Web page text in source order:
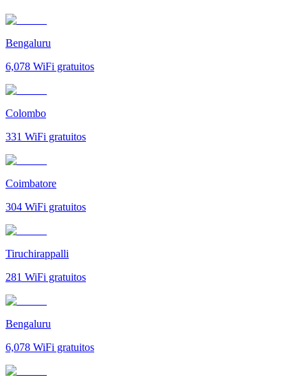
Bengaluru
6,078 WiFi gratuitos
Colombo
331 WiFi gratuitos
Coimbatore
304 WiFi gratuitos
Tiruchirappalli
281 WiFi gratuitos
Bengaluru
6,078 WiFi gratuitos